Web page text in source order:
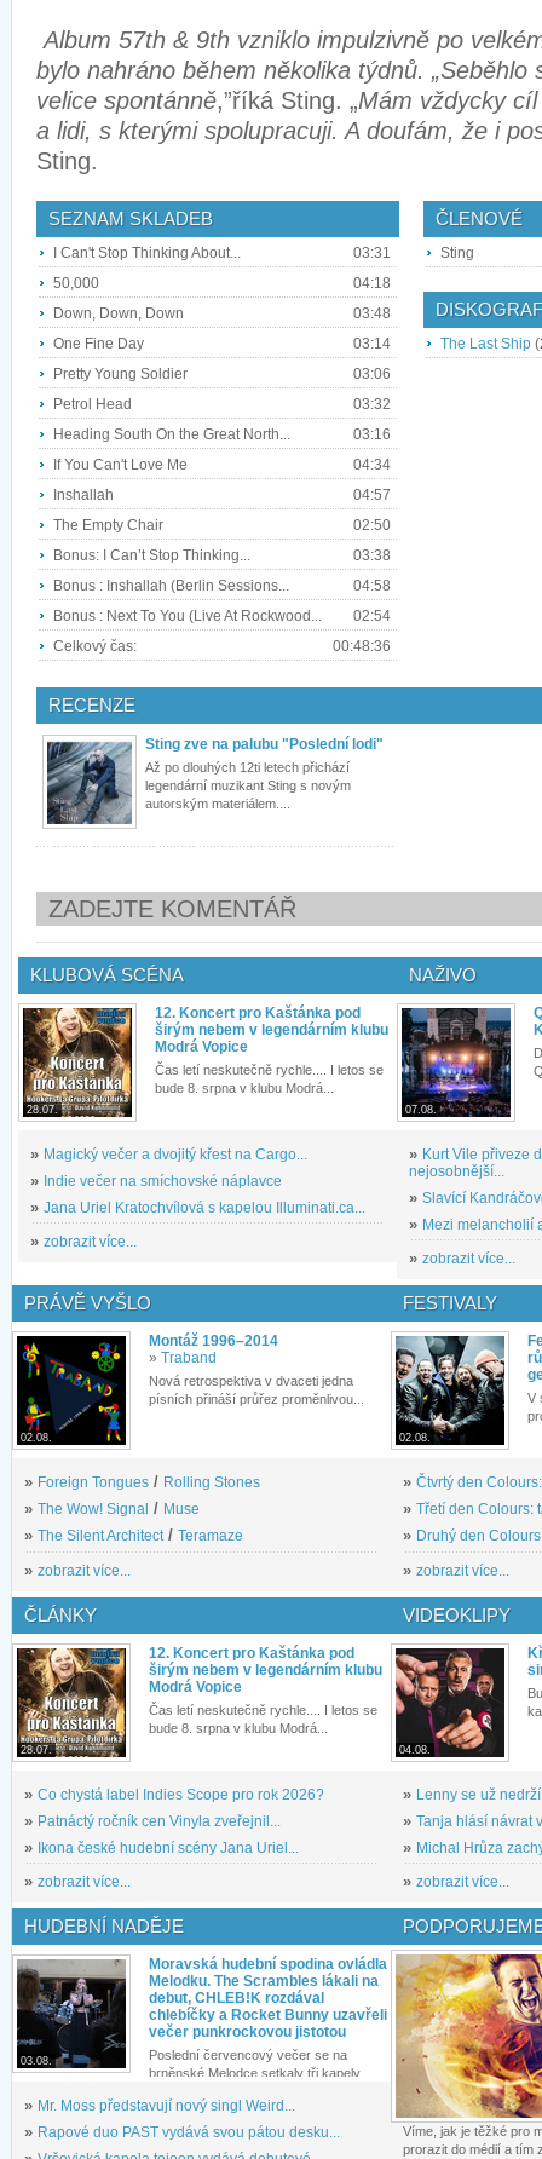
Album 57th & 9th vzniklo impulzivně po
bylo nahráno během několika týdnů. „Seběhlo
velice spontánně,”říká Sting. „Mám vždycky
a lidi, s kterými spolupracuji. A doufám, že i
Sting.
SEZNAM SKLADEB
I Can't Stop Thinking About...
03:31
50,000
04:18
Down, Down, Down
03:48
One Fine Day
03:14
Pretty Young Soldier
03:06
Petrol Head
03:32
Heading South On the Great North...
03:16
If You Can't Love Me
04:34
Inshallah
04:57
The Empty Chair
02:50
Bonus: I Can’t Stop Thinking...
03:38
Bonus : Inshallah (Berlin Sessions...
04:58
Bonus : Next To You (Live At Rockwood...
02:54
Celkový čas:
00:48:36
ČLENOVÉ
Sting
The Last Ship
RECENZE
Sting zve na palubu "Poslední lodi"
Až po dlouhých 12ti letech přichází
legendární muzikant Sting s novým
autorským materiálem....
ZADEJTE KOMENTÁŘ
KLUBOVÁ SCÉNA
28.07.
12. Koncert pro Kaštánka pod
širým nebem v legendárním klubu
Modrá Vopice
Čas letí neskutečně rychle.... I letos se
bude 8. srpna v klubu Modrá...
» Magický večer a dvojitý křest na Cargo...
» Indie večer na smíchovské náplavce
» Jana Uriel Kratochvílová s kapelou Illuminati.ca...
» zobrazit více...
NAŽIVO
07.08.
» Kurt Vile přiveze
nejosobnější...
» Slavící
» Mezi melancholií
» zobrazit více...
PRÁVĚ VYŠLO
02.08.
Montáž 1996–2014
» Traband
Nová retrospektiva v dvaceti jedna
písních přináší průřez proměnlivou...
» Foreign Tongues / Rolling Stones
» The Wow! Signal / Muse
» The Silent Architect/ Teramaze
» zobrazit více...
FESTIVALY
02.08.
V
» Čtvrtý den
» Třetí den Colours:
» Druhý den
» zobrazit více...
ČLÁNKY
28.07.
12. Koncert pro Kaštánka pod
širým nebem v legendárním klubu
Modrá Vopice
Čas letí neskutečně rychle.... I letos se
bude 8. srpna v klubu Modrá...
» Co chystá label Indies Scope pro rok 2026?
» Patnáctý ročník cen Vinyla zveřejnil...
» Ikona české hudební scény Jana Uriel...
» zobrazit více...
VIDEOKLIPY
04.08.
» Lenny se už
» Tanja hlásí návrat
» Michal Hrůza
» zobrazit více...
HUDEBNÍ NADĚJE
03.08.
Moravská hudební spodina ovládla
Melodku. The Scrambles lákali na
debut, CHLEB!K rozdával
chlebíčky a Rocket Bunny uzavřeli
večer punkrockovou jistotou
Poslední červencový večer se na
brněnské Melodce setkaly tři kapely...
» Mr. Moss představují nový singl Weird...
» Rapové duo PAST vydává svou pátou desku...
Víme, jak je těžké pro
prorazit do médií a tím